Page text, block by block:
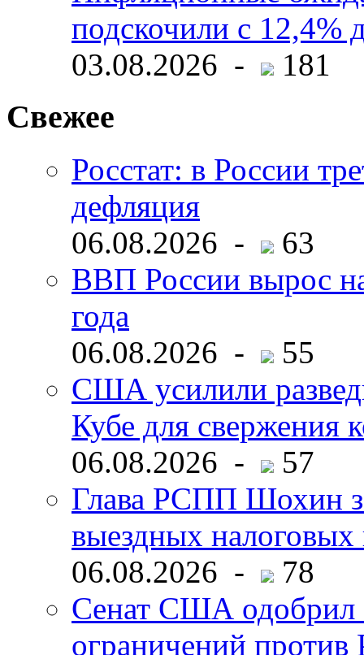
подскочили с 12,4%
03.08.2026 -
181
Свежее
Росстат: в России
дефляция
06.08.2026 -
63
ВВП России вырос
года
06.08.2026 -
55
США усилили
Кубе для свержения
06.08.2026 -
57
Глава РСПП Шохин
выездных налоговых
06.08.2026 -
78
Сенат США одобрил
ограничений